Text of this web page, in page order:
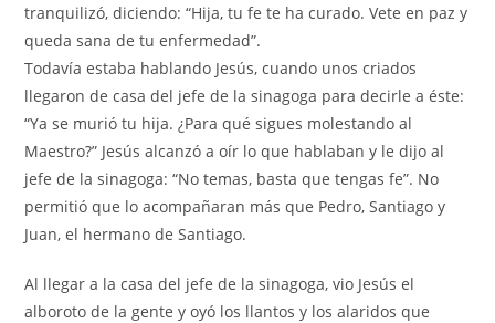
tranquilizó, diciendo: “Hija, tu fe te ha curado. Vete en paz y
queda sana de tu enfermedad”.
Todavía estaba hablando Jesús, cuando unos criados
llegaron de casa del jefe de la sinagoga para decirle a éste:
“Ya se murió tu hija. ¿Para qué sigues molestando al
Maestro?” Jesús alcanzó a oír lo que hablaban y le dijo al
jefe de la sinagoga: “No temas, basta que tengas fe”. No
permitió que lo acompañaran más que Pedro, Santiago y
Juan, el hermano de Santiago.
Al llegar a la casa del jefe de la sinagoga, vio Jesús el
alboroto de la gente y oyó los llantos y los alaridos que